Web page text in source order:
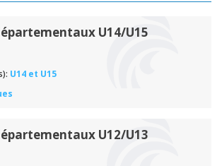
U14/U15
U14 et U15
U12/U13